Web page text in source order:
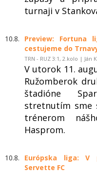
turnaji v
10.8.
Preview: Fortuna
cestujeme do
TRN - RUZ 3:1, 2.kolo | Ján
V utorok 11.
Ružomberok
štadióne
stretnutím sme
trénerom
Hasprom.
10.8.
Európska liga: V
Servette FC